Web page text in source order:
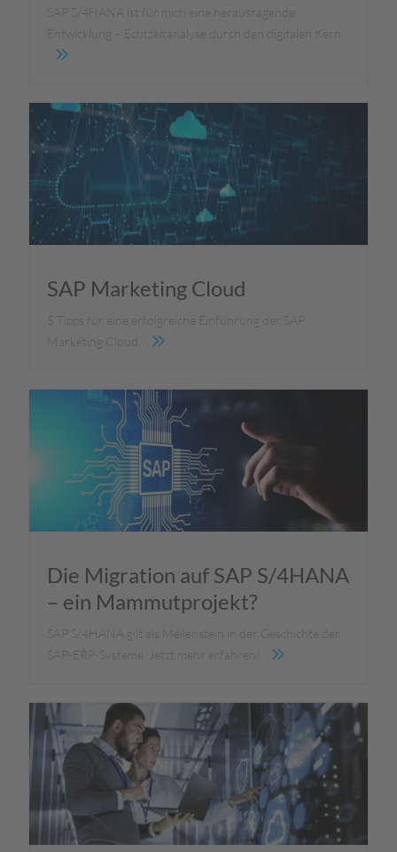
SAP S/4HANA ist für mich eine herausragende
Entwicklung – Echtzeitanalyse durch den digitalen Kern.
SAP Marketing Cloud
5 Tipps für eine erfolgreiche Einführung der SAP
Marketing Cloud.
Die Migration auf SAP S/4HANA
– ein Mammutprojekt?
SAP S/4HANA gilt als Meilenstein in der Geschichte der
SAP-ERP-Systeme. Jetzt mehr erfahren!